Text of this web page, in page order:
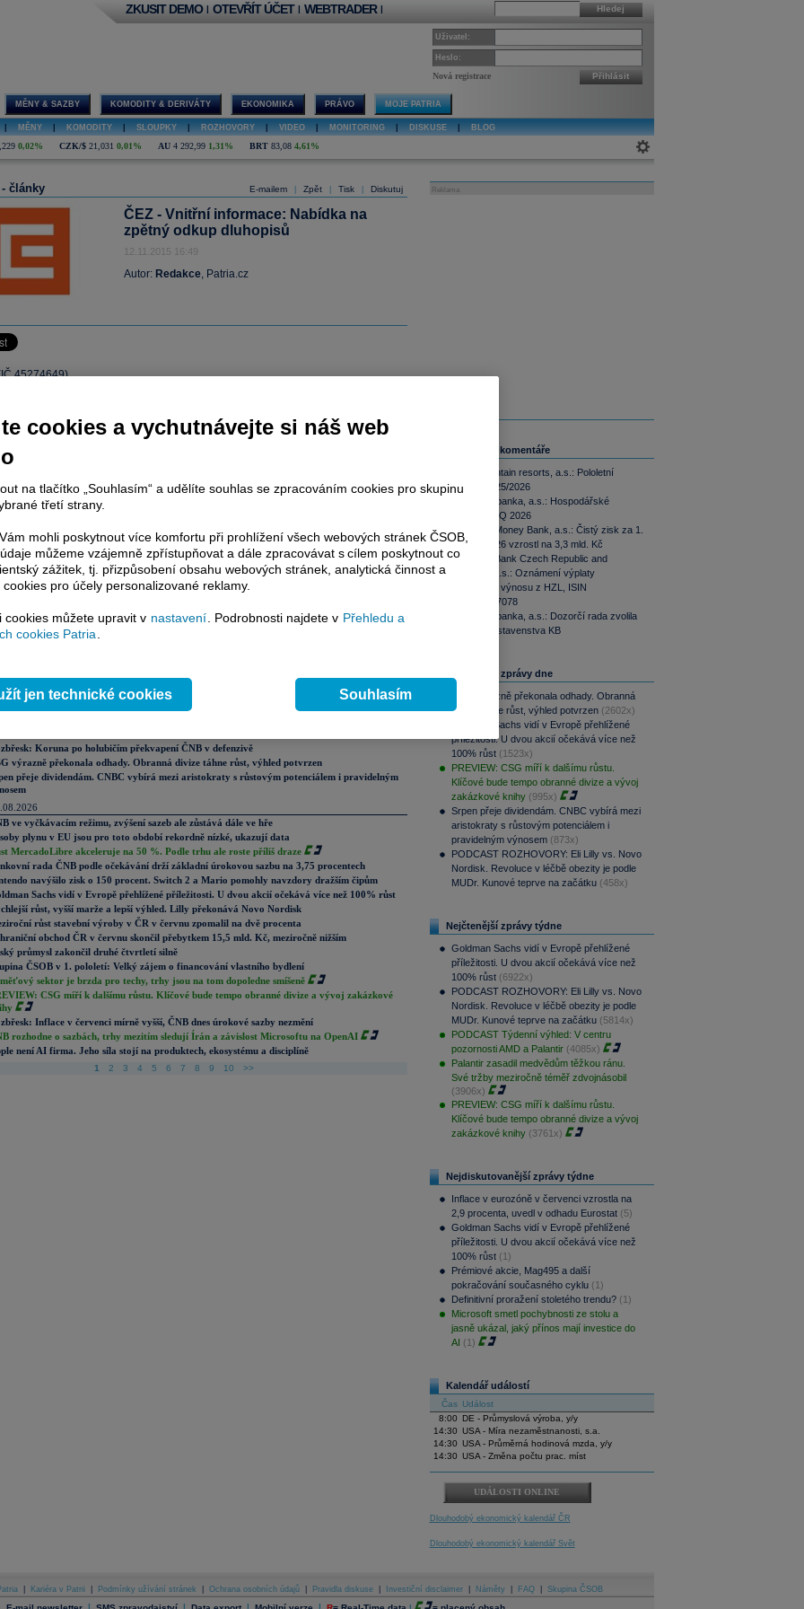
Hledej
ZKUSIT DEMO | OTEVŘÍT ÚČET | WEBTRADER |
Uživatel:
Heslo:
Nová registrace Přihlásit
MĚNY & SAZBY KOMODITY & DERIVÁTY EKONOMIKA PRÁVO MOJE PATRIA
MĚNY KOMODITY SLOUPKY ROZHOVORY VIDEO MONITORING DISKUSE BLOG
0,02% CZK/$ 21,031 0,01% AU 4 292,99 1,31% BRT 83,08 4,61%
E-mailem Zpět Tisk Diskutuj
- články
ČEZ - Vnitřní informace: Nabídka na
zpětný odkup dluhopisů
12.11.2015 16:49
Autor: Redakce, Patria.cz
45274649)
ČEZ nabídla zpětný odkup dluhopisů, detaily ZDE,
Přidat názor | Pavouk Od nejnovějších
můžete zahájit diskusi. Zatím nebyl zadán žádný názor. Do diskuse mohou přispívat
komentáře
Koruna po holubičím překvapení ČNB v defenzivě
výrazně překonala odhady. Obranná divize táhne růst, výhled potvrzen
přeje dividendám. CNBC vybírá mezi aristokraty s růstovým potenciálem i pravidelným
ve vyčkávacím režimu, zvýšení sazeb ale zůstává dále ve hře
plynu v EU jsou pro toto období rekordně nízké, ukazují data
MercadoLibre akceleruje na 50 %. Podle trhu ale roste příliš draze
rada ČNB podle očekávání drží základní úrokovou sazbu na 3,75 procentech
navýšilo zisk o 150 procent. Switch 2 a Mario pomohly navzdory dražším čipům
Sachs vidí v Evropě přehlížené příležitosti. U dvou akcií očekává více než 100% růst
růst, vyšší marže a lepší výhled. Lilly překonává Novo Nordisk
růst stavební výroby v ČR v červnu zpomalil na dvě procenta
obchod ČR v červnu skončil přebytkem 15,5 mld. Kč, meziročně nižším
průmysl zakončil druhé čtvrtletí silně
ČSOB v 1. pololetí: Velký zájem o financování vlastního bydlení
sektor je brzda pro techy, trhy jsou na tom dopoledne smíšeně
CSG míří k dalšímu růstu. Klíčové bude tempo obranné divize a vývoj zakázkové
Inflace v červenci mírně vyšší, ČNB dnes úrokové sazby nezmění
rozhodne o sazbách, trhy mezitím sledují Írán a závislost Microsoftu na OpenAI
není AI firma. Jeho síla stojí na produktech, ekosystému a disciplíně
1 2 3 4 5 6 7 8 9 10 >>
Reklama
Související komentáře
Tatry mountain resorts, a.s.: Pololetní
zpráva 2025/2026
Komerční banka, a.s.: Hospodářské
výsledky 2Q 2026
MONETA Money Bank, a.s.: Čistý zisk za 1.
pololetí 2026 vzrostl na 3,3 mld. Kč
UniCredit Bank Czech Republic and
Slovakia, a.s.: Oznámení výplaty
úrokového výnosu z HZL, ISIN
XS2764457078
Komerční banka, a.s.: Dozorčí rada zvolila
člena představenstva KB
Nejčtenější zprávy dne
CSG výrazně překonala odhady. Obranná
divize táhne růst, výhled potvrzen (2602x)
Goldman Sachs vidí v Evropě přehlížené
příležitosti. U dvou akcií očekává více než
100% růst (1523x)
PREVIEW: CSG míří k dalšímu růstu.
Klíčové bude tempo obranné divize a vývoj
zakázkové knihy (995x)
Srpen přeje dividendám. CNBC vybírá mezi
aristokraty s růstovým potenciálem i
pravidelným výnosem (873x)
PODCAST ROZHOVORY: Eli Lilly vs. Novo
Nordisk. Revoluce v léčbě obezity je podle
MUDr. Kunové teprve na začátku (458x)
Nejčtenější zprávy týdne
Goldman Sachs vidí v Evropě přehlížené
příležitosti. U dvou akcií očekává více než
100% růst (6922x)
PODCAST ROZHOVORY: Eli Lilly vs. Novo
Nordisk. Revoluce v léčbě obezity je podle
MUDr. Kunové teprve na začátku (5814x)
PODCAST Týdenní výhled: V centru
pozornosti AMD a Palantir (4085x)
Palantir zasadil medvědům těžkou ránu.
Své tržby meziročně téměř zdvojnásobil
(3906x)
PREVIEW: CSG míří k dalšímu růstu.
Klíčové bude tempo obranné divize a vývoj
zakázkové knihy (3761x)
Nejdiskutovanější zprávy týdne
Inflace v eurozóně v červenci vzrostla na
2,9 procenta, uvedl v odhadu Eurostat (5)
Goldman Sachs vidí v Evropě přehlížené
příležitosti. U dvou akcií očekává více než
100% růst (1)
Prémiové akcie, Mag495 a další
pokračování současného cyklu (1)
Definitivní proražení stoletého trendu? (1)
Microsoft smetl pochybnosti ze stolu a
jasně ukázal, jaký přínos mají investice do
AI (1)
Kalendář událostí
Čas Událost
8:00
DE - Průmyslová výroba, y/y
14:30 USA - Míra nezaměstnanosti, s.a.
14:30 USA - Průměrná hodinová mzda, y/y
14:30 USA - Změna počtu prac. míst
UDÁLOSTI ONLINE
Dlouhodobý ekonomický kalendář ČR
Dlouhodobý ekonomický kalendář Svět
Kariéra v Patrii Podmínky užívání stránek Ochrana osobních údajů Pravidla diskuse Investiční disclaimer Náměty FAQ Skupina ČSOB
| | | |
cookies a vychutnávejte si náš web
na tlačítko „Souhlasím“ a udělíte souhlas se zpracováním cookies pro skupinu
třetí strany.
mohli poskytnout více komfortu při prohlížení všech webových stránek ČSOB,
můžeme vzájemně zpřístupňovat a dále zpracovávat s cílem poskytnout co
zážitek, tj. přizpůsobení obsahu webových stránek, analytická činnost a
pro účely personalizované reklamy.
cookies můžete upravit v nastavení. Podrobnosti najdete v Přehledu a
cookies Patria.
jen technické cookies Souhlasím